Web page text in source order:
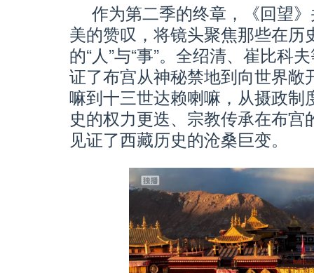
作为第二季的终章，《回望
美的赞叹，将镜头聚焦那些在
的“人”与“事”。全绍清、崔比科
证了布宫从神秘禁地到向世界
嘛到十三世达赖喇嘛，从摄政
史的权力更迭、宗教传承在布
见证了西藏历史的沧桑巨变。